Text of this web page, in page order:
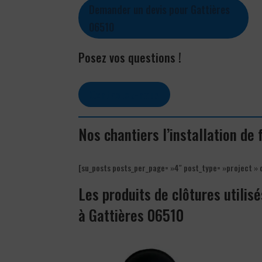
Posez vos questions !
Nos chantiers l’installation
[su_posts posts_per_page= »4″ post_type= »project
Les produits de clôtures
à Gattières 06510